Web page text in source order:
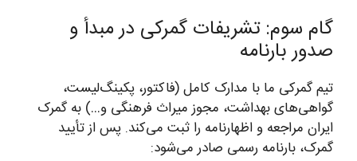
گام سوم: تشریفات گمرکی در مبدأ و
صدور بارنامه
تیم گمرکی ما با مدارک کامل (فاکتور، پکینگ‌لیست،
گواهی‌های بهداشت، مجوز میراث فرهنگی و…) به گمرک
ایران مراجعه و اظهارنامه را ثبت می‌کند. پس از تأیید
گمرک، بارنامه رسمی صادر می‌شود: